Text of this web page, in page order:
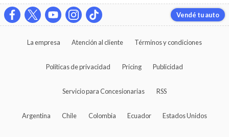
Vendé tu auto
La empresa Atención al cliente Términos y condiciones
Políticas de privacidad Pricing Publicidad
Servicio para Concesionarias RSS
Argentina Chile Colombia Ecuador Estados Unidos